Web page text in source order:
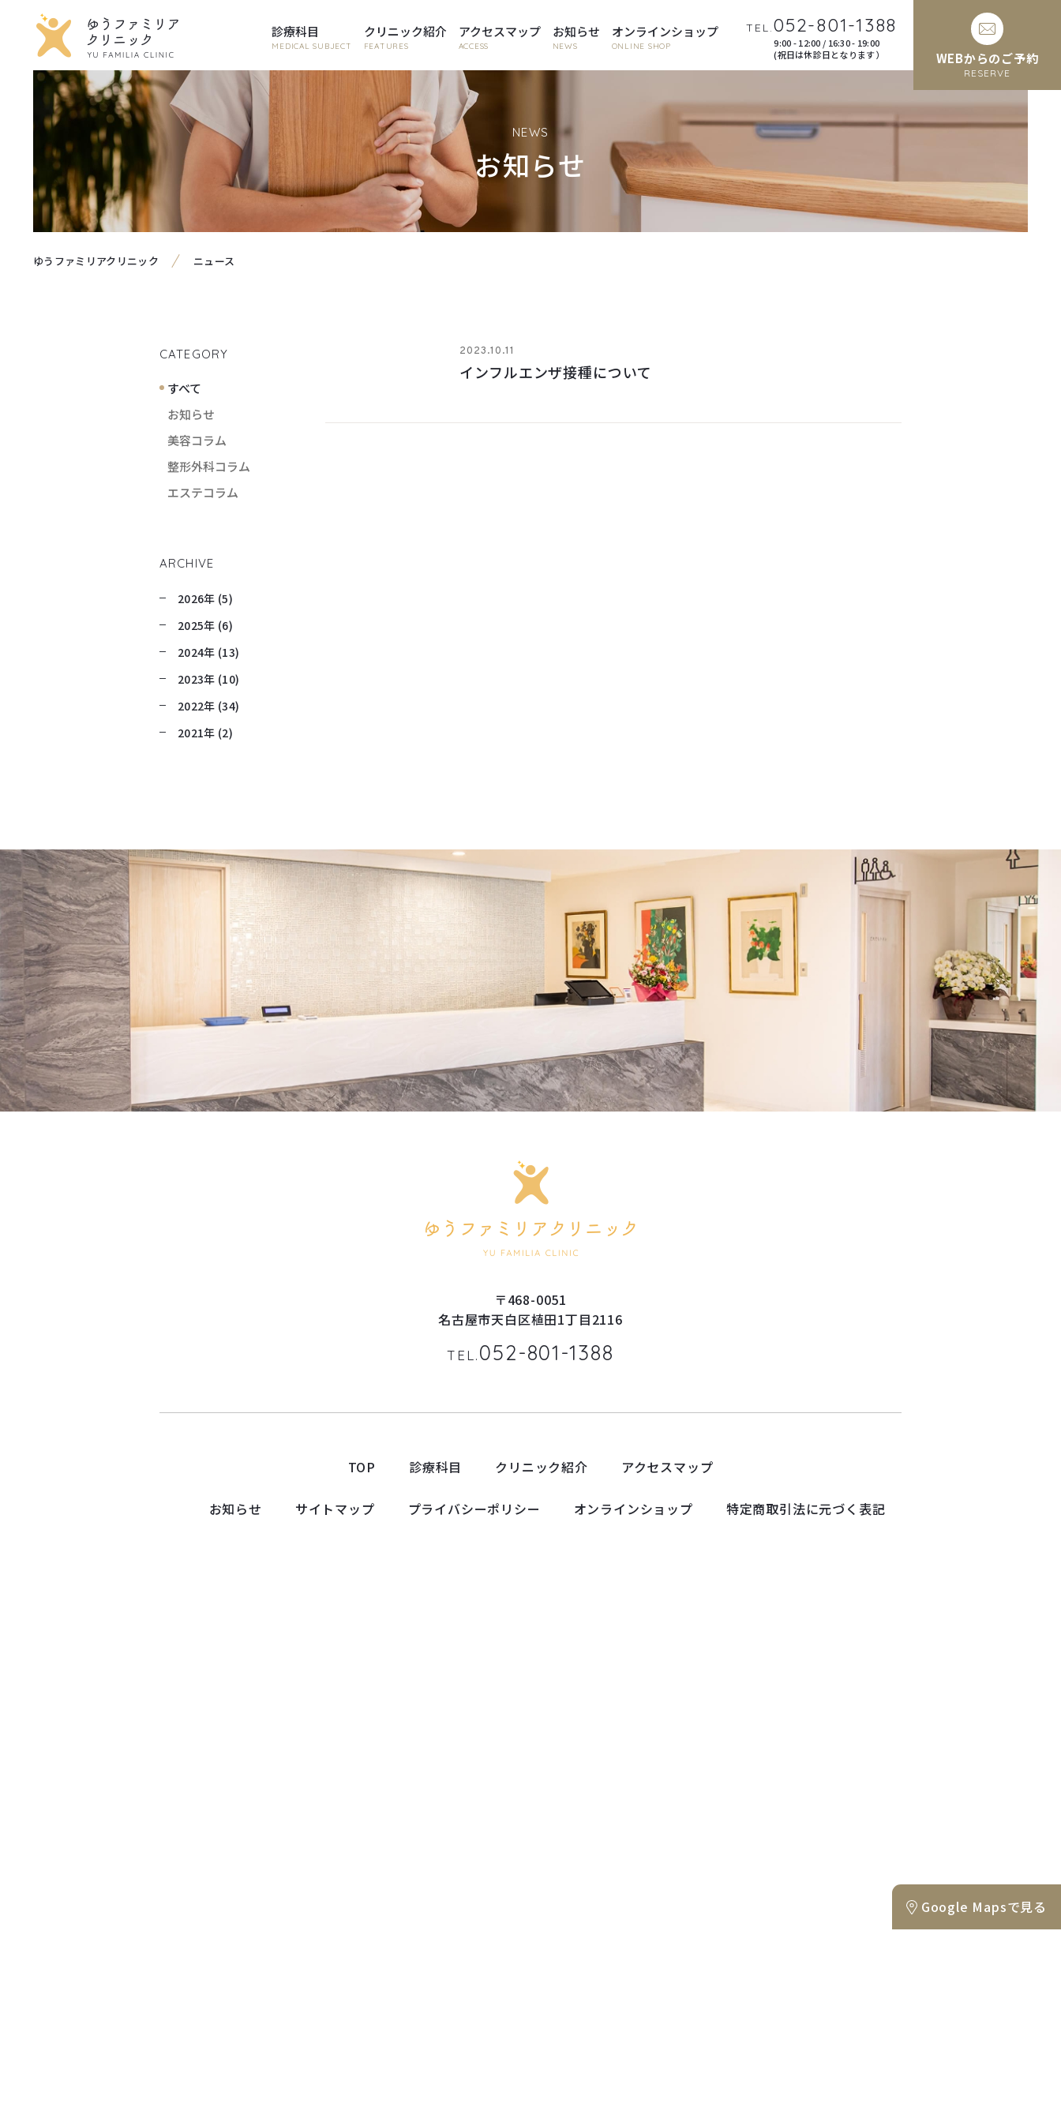
診療科目
MEDICAL SUBJECT
クリニック紹介
FEATURES
アクセスマップ
ACCESS
お知らせ
NEWS
オンラインショップ
ONLINE SHOP
TEL.052-801-1388
9:00 - 12:00 / 16:30 - 19:00
(祝日は休診日となります）
WEBからのご予約
RESERVE
NEWS
お知らせ
ゆうファミリアクリニック ニュース
2023.10.11
インフルエンザ接種について
CATEGORY
すべて
お知らせ
美容コラム
整形外科コラム
エステコラム
ARCHIVE
2026年 (5)
2025年 (6)
2024年 (13)
2023年 (10)
2022年 (34)
2021年 (2)
〒468-0051
名古屋市天白区植田1丁目2116
TEL.052-801-1388
TOP 診療科目 クリニック紹介 アクセスマップ
お知らせ サイトマップ プライバシーポリシー オンラインショップ 特定商取引法に元づく表記
Google Mapsで見る